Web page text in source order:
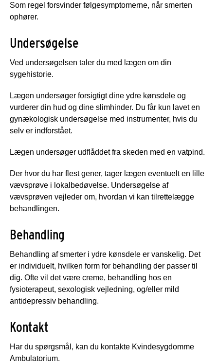
Som regel forsvinder følgesymptomerne, når smerten
ophører.
Undersøgelse
Ved undersøgelsen taler du med lægen om din
sygehistorie.
Lægen undersøger forsigtigt dine ydre kønsdele og
vurderer din hud og dine slimhinder. Du får kun lavet en
gynækologisk undersøgelse med instrumenter, hvis du
selv er indforstået.
Lægen undersøger udflåddet fra skeden med en vatpind.
Der hvor du har flest gener, tager lægen eventuelt en lille
vævsprøve i lokalbedøvelse. Undersøgelse af
vævsprøven vejleder om, hvordan vi kan tilrettelægge
behandlingen.
Behandling
Behandling af smerter i ydre kønsdele er vanskelig. Det
er individuelt, hvilken form for behandling der passer til
dig. Ofte vil det være creme, behandling hos en
fysioterapeut, sexologisk vejledning, og/eller mild
antidepressiv behandling.
Kontakt
Har du spørgsmål, kan du kontakte Kvindesygdomme
Ambulatorium.